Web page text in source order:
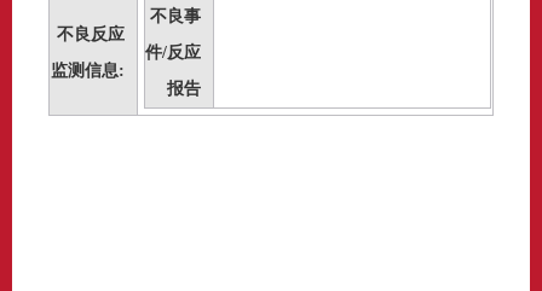
不良反应
监测信息:
不良事
件/反应
报告